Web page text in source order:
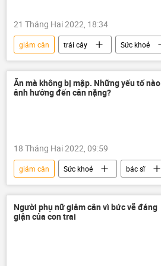
21 Tháng Hai 2022, 18:34
giảm cân trái cây
Sức khoẻ
Xã hội
Ăn mà không bị mập. Những yếu tố nào
ảnh hưởng đến cân nặng?
18 Tháng Hai 2022, 09:59
giảm cân Sức khoẻ bác sĩ
Người phụ nữ giảm cân vì bức vẽ đáng
giận của con trai